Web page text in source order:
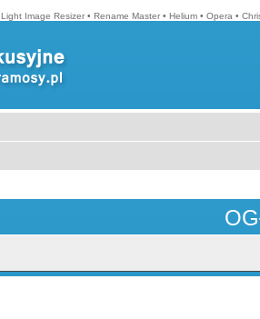
Light Image Resizer • Rename Master • Helium • Opera •